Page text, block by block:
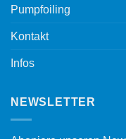
Pumpfoiling
Kontakt
Infos
NEWSLETTER